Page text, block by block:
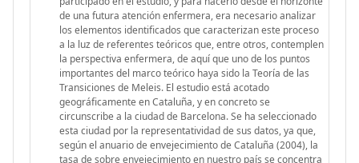
de una futura atención enfermera, era necesario analizar
los elementos identificados que caracterizan este proceso
a la luz de referentes teóricos que, entre otros, contemplen
la perspectiva enfermera, de aquí que uno de los puntos
importantes del marco teórico haya sido la Teoría de las
Transiciones de Meleis. El estudio está acotado
geográficamente en Cataluña, y en concreto se
circunscribe a la ciudad de Barcelona. Se ha seleccionado
esta ciudad por la representatividad de sus datos, ya que,
según el anuario de envejecimiento de Cataluña (2004), la
tasa de sobre envejecimiento en nuestro país se concentra